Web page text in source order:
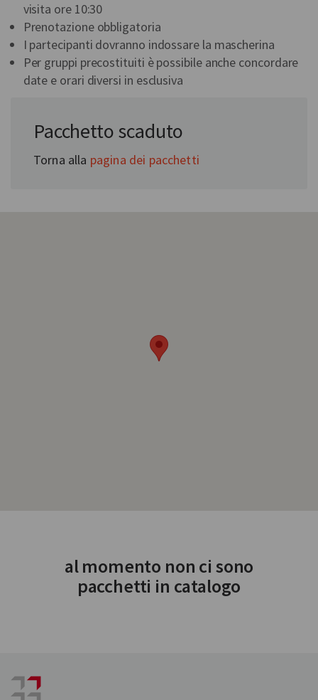
visita ore 10:30
Prenotazione obbligatoria
I partecipanti dovranno indossare la mascherina
Per gruppi precostituiti è possibile anche concordare
date e orari diversi in esclusiva
Theatrum Sabaudiae
Pacchetto scaduto
Torna alla pagina dei pacchetti
al momento non ci sono
pacchetti in catalogo